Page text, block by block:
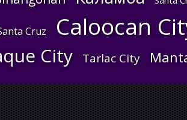
Cruz Caloocan
City
Tarlac City